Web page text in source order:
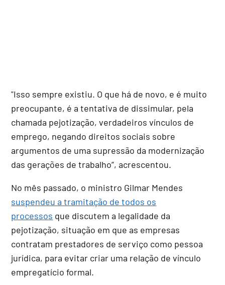
"Isso sempre existiu. O que há de novo, e é muito
preocupante, é a tentativa de dissimular, pela
chamada pejotização, verdadeiros vínculos de
emprego, negando direitos sociais sobre
argumentos de uma supressão da modernização
das gerações de trabalho”, acrescentou.
No mês passado, o ministro Gilmar Mendes
suspendeu a tramitação de todos os
processos que discutem a legalidade da
pejotização, situação em que as empresas
contratam prestadores de serviço como pessoa
jurídica, para evitar criar uma relação de vínculo
empregatício formal.